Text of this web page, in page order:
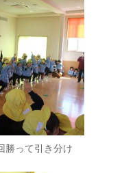
勝って引き分け